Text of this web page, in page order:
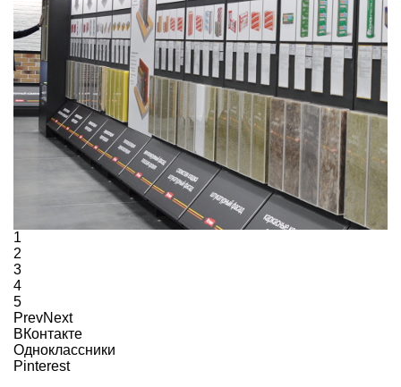
1
2
3
4
5
PrevNext
ВКонтакте
Одноклассники
Pinterest